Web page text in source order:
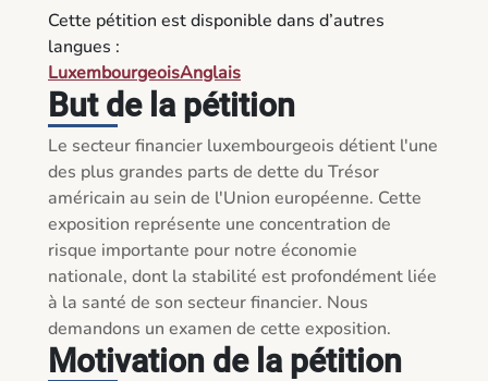
Cette pétition est disponible dans d’autres
langues :
LuxembourgeoisAnglais
But de la pétition
Le secteur financier luxembourgeois détient l'une
des plus grandes parts de dette du Trésor
américain au sein de l'Union européenne. Cette
exposition représente une concentration de
risque importante pour notre économie
nationale, dont la stabilité est profondément liée
à la santé de son secteur financier. Nous
demandons un examen de cette exposition.
Motivation de la pétition